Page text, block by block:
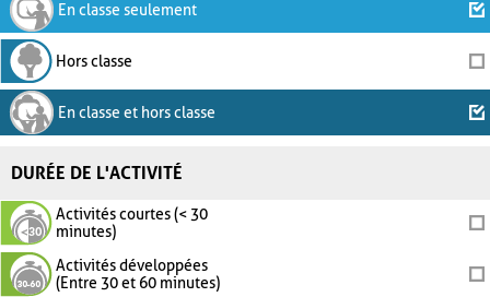
En classe seulement
Hors classe
En classe et hors classe
DURÉE DE L'ACTIVITÉ
Activités courtes (< 30
minutes)
Activités développées
(Entre 30 et 60 minutes)